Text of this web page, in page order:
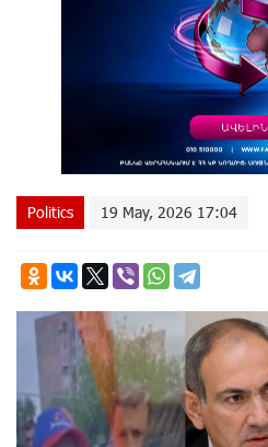
Politics 19 May, 2026 17:04